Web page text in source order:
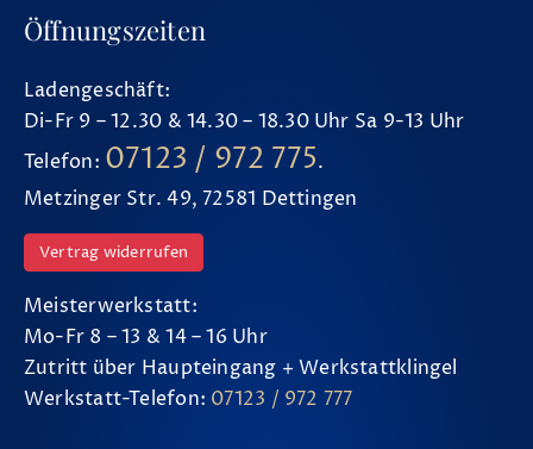
Öffnungszeiten
Ladengeschäft:
Di-Fr 9 – 12.30 & 14.30 – 18.30 Uhr Sa 9-13 Uhr
Telefon: 07123 / 972 775.
Metzinger Str. 49, 72581 Dettingen
Vertrag widerrufen
Meisterwerkstatt:
Mo-Fr 8 – 13 & 14 – 16 Uhr
Zutritt über Haupteingang + Werkstattklingel
Werkstatt-Telefon: 07123 / 972 777